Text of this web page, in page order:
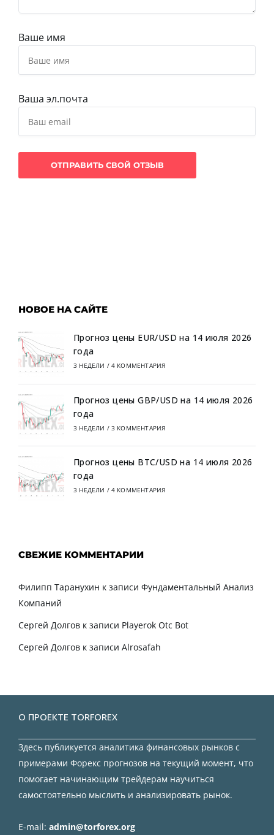
Ваше имя
Ваша эл.почта
НОВОЕ НА САЙТЕ
Прогноз цены EUR/USD на 14 июля 2026
года
3 НЕДЕЛИ / 4 КОММЕНТАРИЯ
Прогноз цены GBP/USD на 14 июля 2026
года
3 НЕДЕЛИ / 3 КОММЕНТАРИЯ
Прогноз цены BTC/USD на 14 июля 2026
года
3 НЕДЕЛИ / 4 КОММЕНТАРИЯ
СВЕЖИЕ КОММЕНТАРИИ
Филипп Таранухин к записи Фундаментальный Анализ
Компаний
Сергей Долгов к записи Playerok Otc Bot
Сергей Долгов к записи Alrosafah
О ПРОЕКТЕ TORFOREX
Здесь публикуется аналитика финансовых рынков с
примерами Форекс прогнозов на текущий момент, что
помогает начинающим трейдерам научиться
самостоятельно мыслить и анализировать рынок.
E-mail: admin@torforex.org